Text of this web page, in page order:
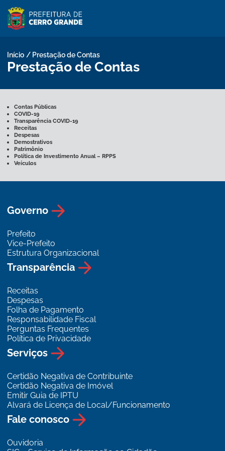
Início / Prestação de Contas
Prestação de Contas
Contas Públicas
COVID-19
Transparência COVID-19
Receitas
Despesas
Demostrativos
Patrimônio
Política de Investimento Anual – RPPS
Veículos
Governo
Prefeito
Vice-Prefeito
Estrutura Organizacional
Transparência
Receitas
Despesas
Folha de Pagamento
Responsabilidade Fiscal
Perguntas Frequentes
Política de Privacidade
Serviços
Certidão Negativa de Contribuinte
Certidão Negativa de Imóvel
Emitir Guia de IPTU
Alvará de Licença de Local/Funcionamento
Fale conosco
Ouvidoria